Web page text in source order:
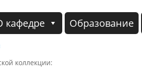
кафедре Образование
коллекции: